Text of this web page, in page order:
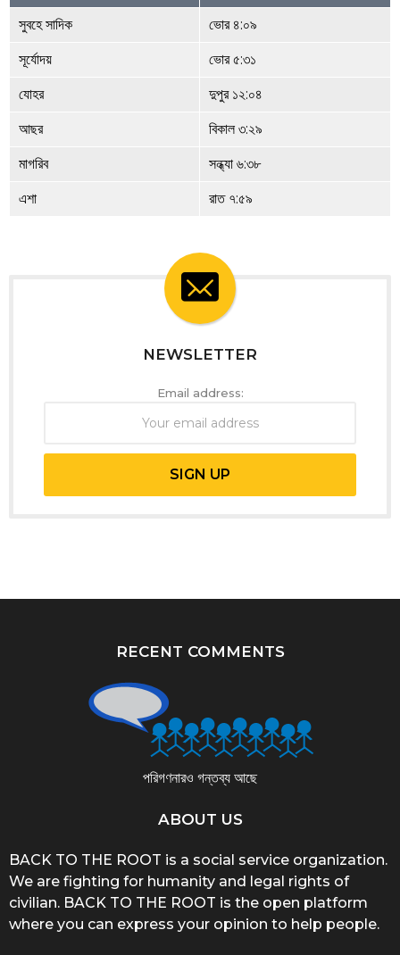
সুবহে সাদিক ভোর ৪:০৯
সূর্যোদয় ভোর ৫:৩১
যোহর দুপুর ১২:০৪
আছর বিকাল ৩:২৯
মাগরিব সন্ধ্যা ৬:৩৮
এশা রাত ৭:৫৯
NEWSLETTER
Email address:
RECENT COMMENTS
পরিগণনারও গন্তব্য আছে
ABOUT US
BACK TO THE ROOT is a social service organization.
We are fighting for humanity and legal rights of
civilian. BACK TO THE ROOT is the open platform
where you can express your opinion to help people.